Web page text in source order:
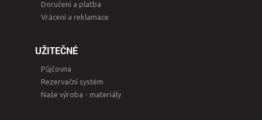
Doručení a platba
Vrácení a reklamace
UŽITEČNÉ
Půjčovna
Rezervační systém
Naše výroba - materiály